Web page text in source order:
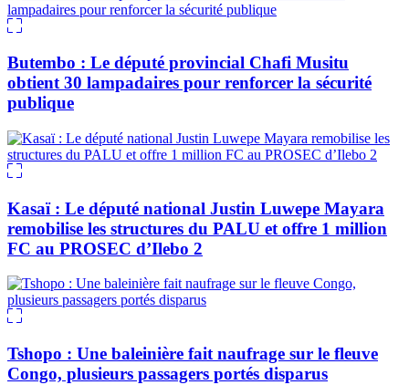
Butembo : Le député provincial Chafi Musitu
obtient 30 lampadaires pour renforcer la sécurité
publique
Kasaï : Le député national Justin Luwepe Mayara
remobilise les structures du PALU et offre 1 million
FC au PROSEC d’Ilebo 2
Tshopo : Une baleinière fait naufrage sur le fleuve
Congo, plusieurs passagers portés disparus